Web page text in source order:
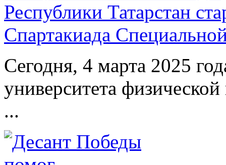
Республики Татарстан
Спартакиада
Сегодня, 4 марта 2025
университета
...